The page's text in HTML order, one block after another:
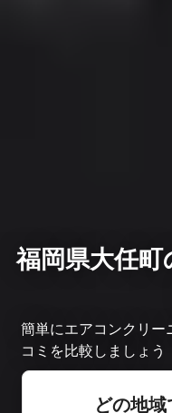
福岡県大任
簡単にエアコンクリー
コミを比較しましょう
どの地